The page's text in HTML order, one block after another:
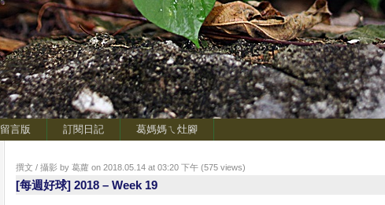
留言版 訂閱日記 葛媽媽ㄟ灶腳
撰文 / 攝影 by 葛蘿 on 2018.05.14 at 03:20 下午 (575 views)
[每週好球] 2018 – Week 19